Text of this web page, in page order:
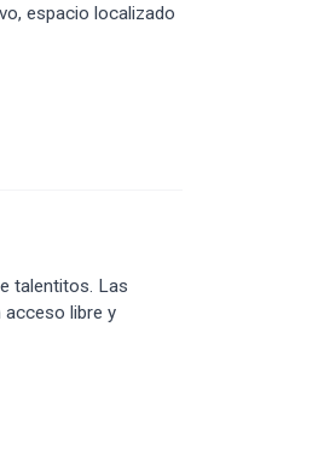
espacio localizado
talentitos. Las
acceso libre y